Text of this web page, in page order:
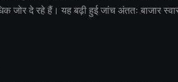
जोर दे रहे हैं। यह बढ़ी हुई जांच अंततः बाजार